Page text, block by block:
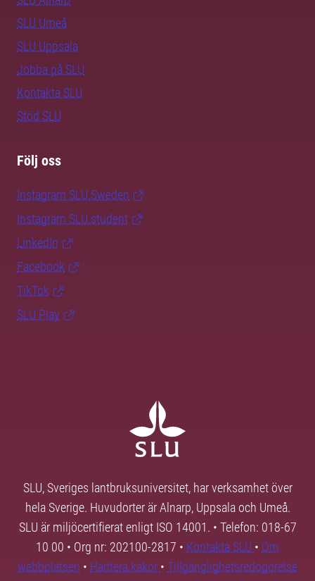
SLU Umeå
SLU Uppsala
Jobba på SLU
Kontakta SLU
Stöd SLU
Följ oss
Instagram SLU.Sweden
Instagram SLU.student
LinkedIn
Facebook
TikTok
SLU Play
SLU, Sveriges lantbruksuniversitet, har verksamhet över
hela Sverige. Huvudorter är Alnarp, Uppsala och Umeå.
SLU är miljöcertifierat enligt ISO 14001. • Telefon: 018-67
10 00 • Org nr: 202100-2817 • Kontakta SLU • Om
webbplatsen • Hantera kakor • Tillgänglighetsredogörelse